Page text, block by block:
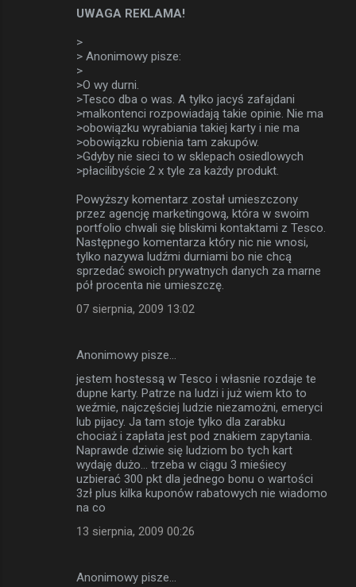
UWAGA REKLAMA!
>
> Anonimowy pisze:
>
>O wy durni.
>Tesco dba o was. A tylko jacyś zafajdani
>malkontenci rozpowiadają takie opinie. Nie ma
>obowiązku wyrabiania takiej karty i nie ma
>obowiązku robienia tam zakupów.
>Gdyby nie sieci to w sklepach osiedlowych
>płacilibyście 2 x tyle za każdy produkt.
Powyższy komentarz został umieszczony
przez agencję marketingową, która w swoim
portfolio chwali się bliskimi kontaktami z Tesco.
Następnego komentarza który nic nie wnosi,
tylko nazywa ludźmi durniami bo nie chcą
sprzedać swoich prywatnych danych za marne
pół procenta nie umieszczę.
07 sierpnia, 2009 13:02
Anonimowy pisze…
jestem hostessą w Tesco i własnie rozdaje te
dupne karty. Patrze na ludzi i już wiem kto to
weźmie, najczęściej ludzie niezamożni, emeryci
lub pijacy. Ja tam stoje tylko dla zarabku
chociaż i zapłata jest pod znakiem zapytania.
Naprawde dziwie się ludziom bo tych kart
wydaję dużo... trzeba w ciągu 3 mieśiecy
uzbierać 300 pkt dla jednego bonu o wartości
3zł plus kilka kuponów rabatowych nie wiadomo
na co
13 sierpnia, 2009 00:26
Anonimowy pisze…